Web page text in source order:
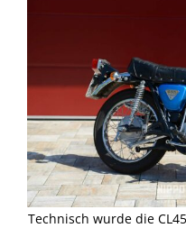
Technisch wurde die